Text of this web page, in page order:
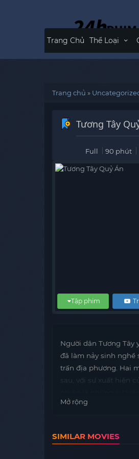
Trang Chủ Thể Loại
Trang chủ »
Tương Tây
Full 90 phút
Tập phim
Người dân Tương Tây
đã làm nảy sinh nghề
trấn địa phương. Hai
sau, với sự xuất hiện
Mở rộng
SIMILAR MOVIES